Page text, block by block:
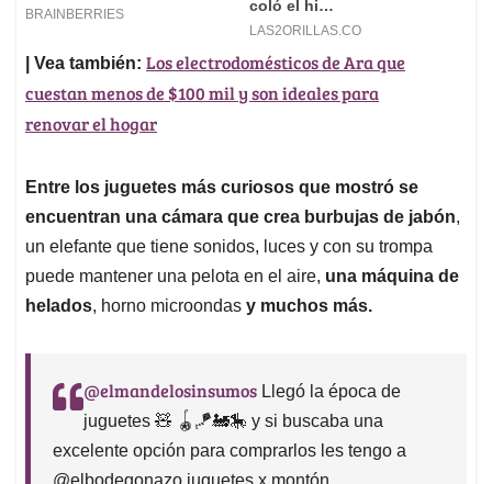
| Vea también: Los electrodomésticos de Ara que
cuestan menos de $100 mil y son ideales para
renovar el hogar
Entre los juguetes más curiosos que mostró se
encuentran una cámara que crea burbujas de jabón,
un elefante que tiene sonidos, luces y con su trompa
puede mantener una pelota en el aire, una máquina de
helados, horno microondas y muchos más.
@elmandelosinsumos Llegó la época de
juguetes 🧸 🪀🪁🚂🎠 y si buscaba una
excelente opción para comprarlos les tengo a